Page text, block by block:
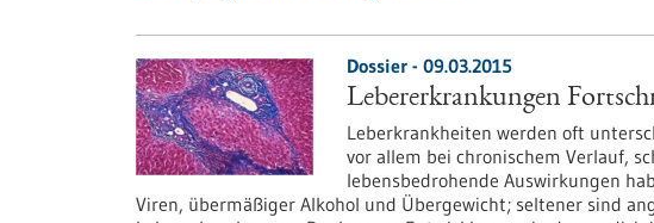
Dossier - 09.03.2015
Lebererkrankungen
Leberkrankheiten werden oft
vor allem bei chronischem Verlauf,
lebensbedrohende Auswirkungen
Viren, übermäßiger Alkohol und Übergewicht; seltener sind